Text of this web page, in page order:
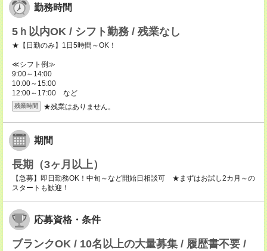
勤務時間
5ｈ以内OK / シフト勤務 / 残業なし
★【日勤のみ】1日5時間～OK！
≪シフト例≫
9:00～14:00
10:00～15:00
12:00～17:00 など
残業時間 ★残業はありません。
期間
長期（3ヶ月以上）
【急募】即日勤務OK！中旬～など開始日相談可 ★まずはお試し2カ月～の
スタートも歓迎！
応募資格・条件
ブランクOK / 10名以上の大量募集 / 履歴書不要 /